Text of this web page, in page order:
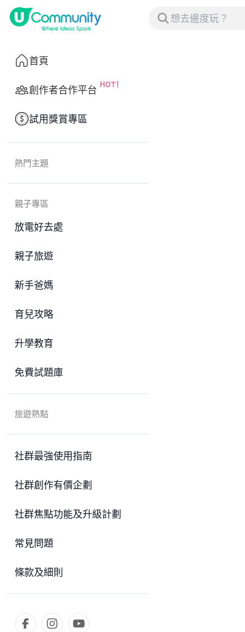
首頁
創作者合作平台
試用獎賞專區
熱門主題
親子專區
放電好去處
親子旅遊
新手爸媽
育兒攻略
升學教育
免費試題庫
旅遊熱點
社群最強使用指南
社群創作有價企劃
社群焦點功能及升級計劃
常見問題
條款及細則